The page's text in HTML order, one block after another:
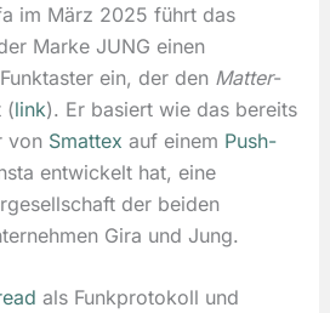
im März 2025 führt das
Marke JUNG einen
ein, der den Matter-
(link). Er basiert wie das bereits
von Smattex auf einem Push-
entwickelt hat, eine
der beiden
Gira und Jung.
als Funkprotokoll und